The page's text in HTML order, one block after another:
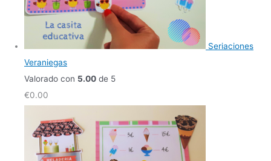
Seriaciones
Veraniegas
Valorado con 5.00 de 5
€0.00